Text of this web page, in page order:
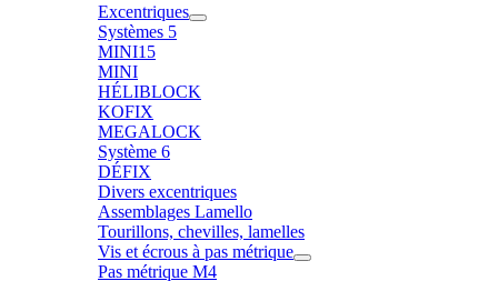
Excentriques
Systèmes 5
MINI15
MINI
HÉLIBLOCK
KOFIX
MEGALOCK
Système 6
DÉFIX
Divers excentriques
Assemblages Lamello
Tourillons, chevilles, lamelles
Vis et écrous à pas métrique
Pas métrique M4